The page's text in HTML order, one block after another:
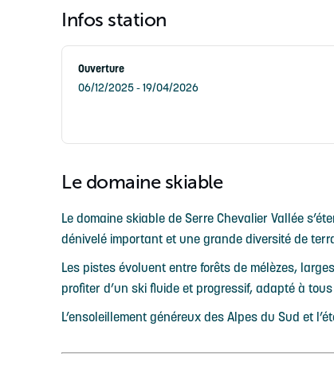
Infos station
Ouverture
06/12/2025 - 19/04/2026
Le domaine skiable
Le domaine skiable de Serre Chevalier Vallée
dénivelé important et une grande diversité de
Les pistes évoluent entre forêts de mélèzes,
profiter d’un ski fluide et progressif, adapté à
L’ensoleillement généreux des Alpes du Sud et